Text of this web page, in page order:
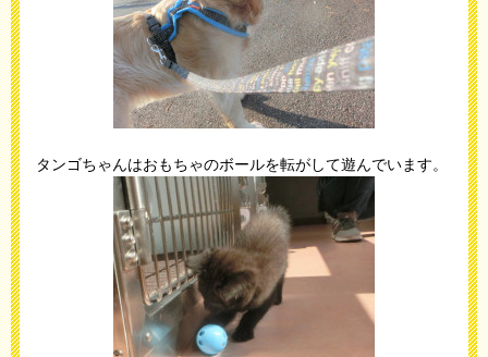
タンゴちゃんはおもちゃのボールを転がして遊んでいます。